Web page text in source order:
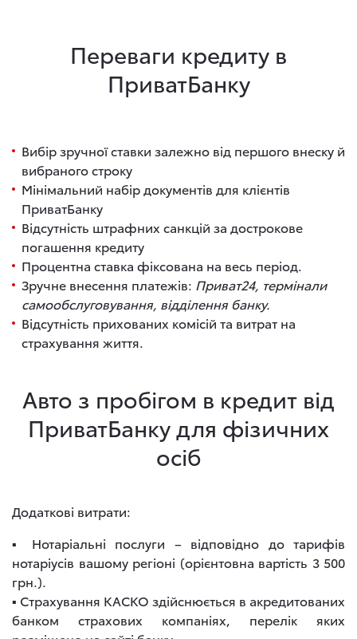
Переваги кредиту в
ПриватБанку
Вибір зручної ставки залежно від першого внеску й
вибраного строку
Мінімальний набір документів для клієнтів
ПриватБанку
Відсутність штрафних санкцій за дострокове
погашення кредиту
Процентна ставка фіксована на весь період.
Зручне внесення платежів: Приват24, термінали
самообслуговування, відділення банку.
Відсутність прихованих комісій та витрат на
страхування життя.
Авто з пробігом в кредит від
ПриватБанку для фізичних
осіб
Додаткові витрати:
▪ Нотаріальні послуги – відповідно до тарифів
нотаріусів вашому регіоні (орієнтовна вартість 3 500
грн.).
▪ Страхування КАСКО здійснюється в акредитованих
банком страхових компаніях, перелік яких